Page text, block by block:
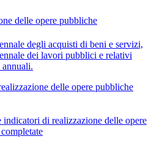
delle opere pubbliche
degli acquisti di beni e servizi,
dei lavori pubblici e relativi
delle opere pubbliche
di realizzazione delle opere